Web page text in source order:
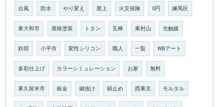
台風 防水 やり変え 屋上 火災保険 0円 練馬区
東大和市 屋根塗装 トタン 瓦棒 東村山 光触媒
鉄部 小平市 変性シリコン 職人 一覧 WBアート
多彩仕上げ カラーシミュレーション お家 無料
東久留米市 板金 鍵抜け 錆止め 西東京 モルタル